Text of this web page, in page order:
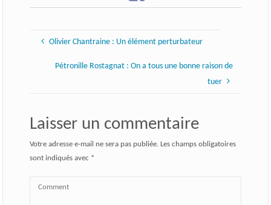
Olivier Chantraine : Un élément perturbateur
Pétronille Rostagnat : On a tous une bonne raison de
tuer
Laisser un commentaire
Votre adresse e-mail ne sera pas publiée. Les champs obligatoires
sont indiqués avec *